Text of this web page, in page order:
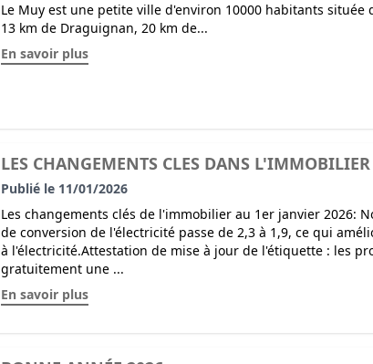
Le Muy est une petite ville d'environ 10000 habitants située
13 km de Draguignan, 20 km de...
En savoir plus
LES CHANGEMENTS CLES DANS
Publié le 11/01/2026
Les changements clés de l'immobilier au 1er janvier 2026:
de conversion de l'électricité passe de 2,3 à 1,9, ce qui
à l'électricité.Attestation de mise à jour de l'étiquette : les
gratuitement une ...
En savoir plus